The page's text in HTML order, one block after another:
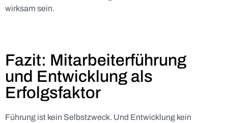
wirksam sein.
Fazit: Mitarbeiterführung
und Entwicklung als
Erfolgsfaktor
Führung ist kein Selbstzweck. Und Entwicklung kein